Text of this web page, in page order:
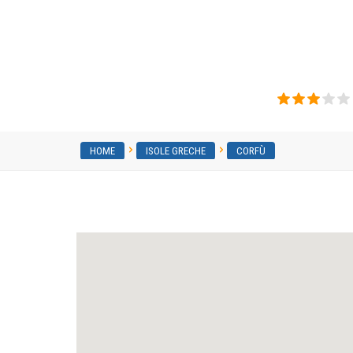
HOME ISOLE GRECHE CORFÙ